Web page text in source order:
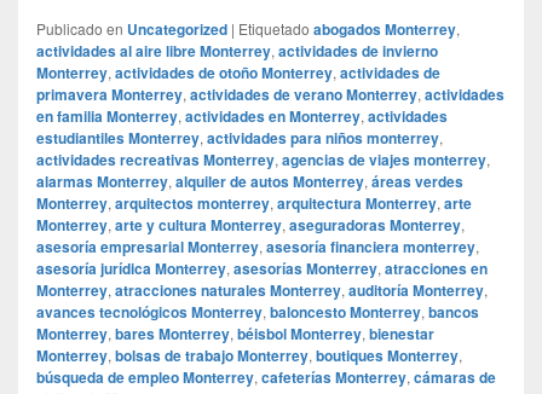
Publicado en Uncategorized | Etiquetado abogados Monterrey,
actividades al aire libre Monterrey, actividades de invierno
Monterrey, actividades de otoño Monterrey, actividades de
primavera Monterrey, actividades de verano Monterrey, actividades
en familia Monterrey, actividades en Monterrey, actividades
estudiantiles Monterrey, actividades para niños monterrey,
actividades recreativas Monterrey, agencias de viajes monterrey,
alarmas Monterrey, alquiler de autos Monterrey, áreas verdes
Monterrey, arquitectos monterrey, arquitectura Monterrey, arte
Monterrey, arte y cultura Monterrey, aseguradoras Monterrey,
asesoría empresarial Monterrey, asesoría financiera monterrey,
asesoría jurídica Monterrey, asesorías Monterrey, atracciones en
Monterrey, atracciones naturales Monterrey, auditoría Monterrey,
avances tecnológicos Monterrey, baloncesto Monterrey, bancos
Monterrey, bares Monterrey, béisbol Monterrey, bienestar
Monterrey, bolsas de trabajo Monterrey, boutiques Monterrey,
búsqueda de empleo Monterrey, cafeterías Monterrey, cámaras de